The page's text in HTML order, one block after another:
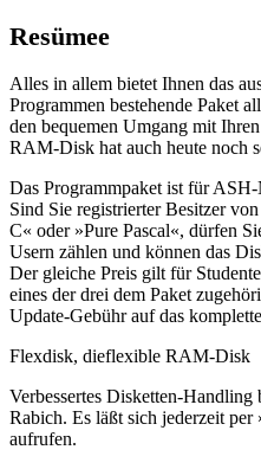
Resümee
Alles in allem bietet Ihnen das
Programmen bestehende Paket
den bequemen Umgang mit
RAM-Disk hat auch heute noch
Das Programmpaket ist für
Sind Sie registrierter Besitzer
C« oder »Pure Pascal«, dürfen
Usern zählen und können das
Der gleiche Preis gilt für
eines der drei dem Paket
Update-Gebühr auf das
Flexdisk, dieflexible RAM-Disk
Verbessertes Disketten-
Rabich. Es läßt sich jederzeit
aufrufen.